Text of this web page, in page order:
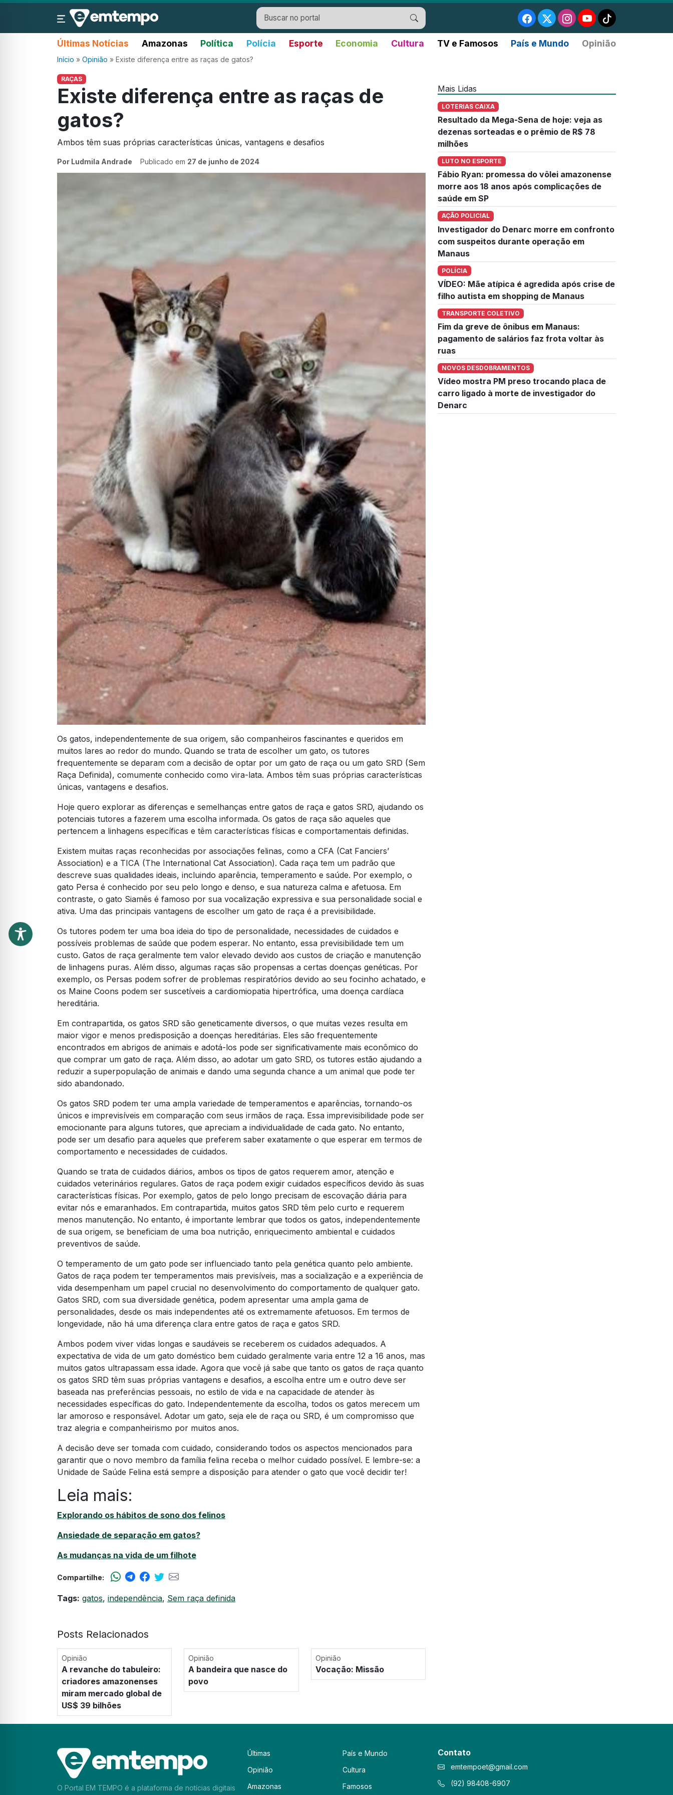
Últimas Notícias Amazonas Política Polícia Esporte Economia Cultura TV e Famosos País e Mundo Opinião
Início » Opinião » Existe diferença entre as raças de gatos?
RAÇAS
Existe diferença entre as raças de
gatos?
Ambos têm suas próprias características únicas, vantagens e desafios
Por Ludmila Andrade Publicado em 27 de junho de 2024
Os gatos, independentemente de sua origem, são companheiros fascinantes e queridos em
muitos lares ao redor do mundo. Quando se trata de escolher um gato, os tutores
frequentemente se deparam com a decisão de optar por um gato de raça ou um gato SRD (Sem
Raça Definida), comumente conhecido como vira-lata. Ambos têm suas próprias características
únicas, vantagens e desafios.
Hoje quero explorar as diferenças e semelhanças entre gatos de raça e gatos SRD, ajudando os
potenciais tutores a fazerem uma escolha informada. Os gatos de raça são aqueles que
pertencem a linhagens específicas e têm características físicas e comportamentais definidas.
Existem muitas raças reconhecidas por associações felinas, como a CFA (Cat Fanciers’
Association) e a TICA (The International Cat Association). Cada raça tem um padrão que
descreve suas qualidades ideais, incluindo aparência, temperamento e saúde. Por exemplo, o
gato Persa é conhecido por seu pelo longo e denso, e sua natureza calma e afetuosa. Em
contraste, o gato Siamês é famoso por sua vocalização expressiva e sua personalidade social e
ativa. Uma das principais vantagens de escolher um gato de raça é a previsibilidade.
Os tutores podem ter uma boa ideia do tipo de personalidade, necessidades de cuidados e
possíveis problemas de saúde que podem esperar. No entanto, essa previsibilidade tem um
custo. Gatos de raça geralmente tem valor elevado devido aos custos de criação e manutenção
de linhagens puras. Além disso, algumas raças são propensas a certas doenças genéticas. Por
exemplo, os Persas podem sofrer de problemas respiratórios devido ao seu focinho achatado, e
os Maine Coons podem ser suscetíveis a cardiomiopatia hipertrófica, uma doença cardíaca
hereditária.
Em contrapartida, os gatos SRD são geneticamente diversos, o que muitas vezes resulta em
maior vigor e menos predisposição a doenças hereditárias. Eles são frequentemente
encontrados em abrigos de animais e adotá-los pode ser significativamente mais econômico do
que comprar um gato de raça. Além disso, ao adotar um gato SRD, os tutores estão ajudando a
reduzir a superpopulação de animais e dando uma segunda chance a um animal que pode ter
sido abandonado.
Os gatos SRD podem ter uma ampla variedade de temperamentos e aparências, tornando-os
únicos e imprevisíveis em comparação com seus irmãos de raça. Essa imprevisibilidade pode ser
emocionante para alguns tutores, que apreciam a individualidade de cada gato. No entanto,
pode ser um desafio para aqueles que preferem saber exatamente o que esperar em termos de
comportamento e necessidades de cuidados.
Quando se trata de cuidados diários, ambos os tipos de gatos requerem amor, atenção e
cuidados veterinários regulares. Gatos de raça podem exigir cuidados específicos devido às suas
características físicas. Por exemplo, gatos de pelo longo precisam de escovação diária para
evitar nós e emaranhados. Em contrapartida, muitos gatos SRD têm pelo curto e requerem
menos manutenção. No entanto, é importante lembrar que todos os gatos, independentemente
de sua origem, se beneficiam de uma boa nutrição, enriquecimento ambiental e cuidados
preventivos de saúde.
O temperamento de um gato pode ser influenciado tanto pela genética quanto pelo ambiente.
Gatos de raça podem ter temperamentos mais previsíveis, mas a socialização e a experiência de
vida desempenham um papel crucial no desenvolvimento do comportamento de qualquer gato.
Gatos SRD, com sua diversidade genética, podem apresentar uma ampla gama de
personalidades, desde os mais independentes até os extremamente afetuosos. Em termos de
longevidade, não há uma diferença clara entre gatos de raça e gatos SRD.
Ambos podem viver vidas longas e saudáveis se receberem os cuidados adequados. A
expectativa de vida de um gato doméstico bem cuidado geralmente varia entre 12 a 16 anos, mas
muitos gatos ultrapassam essa idade. Agora que você já sabe que tanto os gatos de raça quanto
os gatos SRD têm suas próprias vantagens e desafios, a escolha entre um e outro deve ser
baseada nas preferências pessoais, no estilo de vida e na capacidade de atender às
necessidades específicas do gato. Independentemente da escolha, todos os gatos merecem um
lar amoroso e responsável. Adotar um gato, seja ele de raça ou SRD, é um compromisso que
traz alegria e companheirismo por muitos anos.
A decisão deve ser tomada com cuidado, considerando todos os aspectos mencionados para
garantir que o novo membro da família felina receba o melhor cuidado possível. E lembre-se: a
Unidade de Saúde Felina está sempre a disposição para atender o gato que você decidir ter!
Leia mais:
Explorando os hábitos de sono dos felinos
Ansiedade de separação em gatos?
As mudanças na vida de um filhote
Compartilhe:
Tags: gatos, independência, Sem raça definida
Posts Relacionados
Opinião
A revanche do tabuleiro:
criadores amazonenses
miram mercado global de
US$ 39 bilhões
Opinião
A bandeira que nasce do
povo
Opinião
Vocação: Missão
Mais Lidas
LOTERIAS CAIXA
Resultado da Mega-Sena de hoje: veja as
dezenas sorteadas e o prêmio de R$ 78
milhões
LUTO NO ESPORTE
Fábio Ryan: promessa do vôlei amazonense
morre aos 18 anos após complicações de
saúde em SP
AÇÃO POLICIAL
Investigador do Denarc morre em confronto
com suspeitos durante operação em
Manaus
POLÍCIA
VÍDEO: Mãe atípica é agredida após crise de
filho autista em shopping de Manaus
TRANSPORTE COLETIVO
Fim da greve de ônibus em Manaus:
pagamento de salários faz frota voltar às
ruas
NOVOS DESDOBRAMENTOS
Vídeo mostra PM preso trocando placa de
carro ligado à morte de investigador do
Denarc
O Portal EM TEMPO é a plataforma de notícias digitais
Últimas
Opinião
Amazonas
País e Mundo
Cultura
Famosos
Contato
emtempoet@gmail.com
(92) 98408-6907